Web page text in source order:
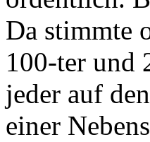
Da stimmte
100-ter und
jeder auf
einer